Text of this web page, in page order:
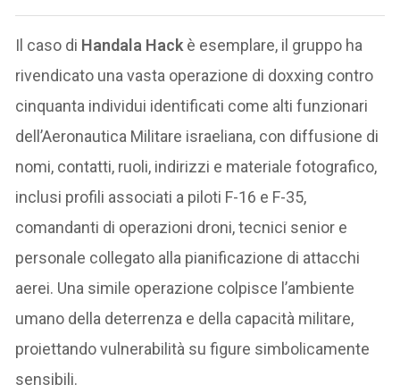
Il caso di Handala Hack è esemplare, il gruppo ha
rivendicato una vasta operazione di doxxing contro
cinquanta individui identificati come alti funzionari
dell’Aeronautica Militare israeliana, con diffusione di
nomi, contatti, ruoli, indirizzi e materiale fotografico,
inclusi profili associati a piloti F-16 e F-35,
comandanti di operazioni droni, tecnici senior e
personale collegato alla pianificazione di attacchi
aerei. Una simile operazione colpisce l’ambiente
umano della deterrenza e della capacità militare,
proiettando vulnerabilità su figure simbolicamente
sensibili.